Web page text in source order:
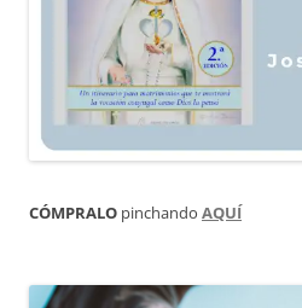
CÓMPRALO pinchando AQUÍ